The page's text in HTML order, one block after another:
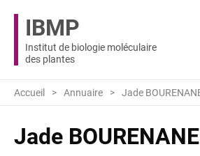
IBMP
Institut de biologie moléculaire
des plantes
Accueil Annuaire Jade
Jade